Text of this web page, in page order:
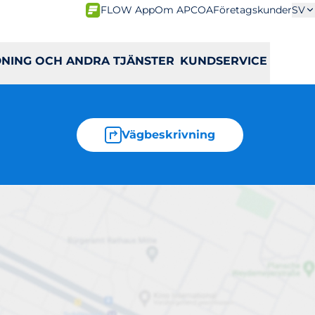
FLOW AppOm APCOAFöretagskunderSV
OCH ANDRA TJÄNSTER KUNDSERVICE
Vägbeskrivning